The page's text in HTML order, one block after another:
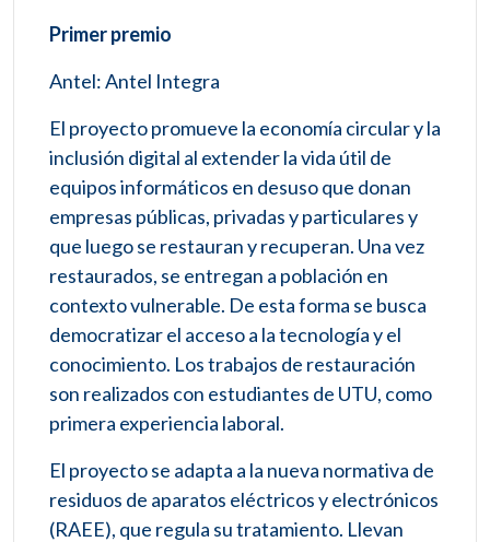
Primer premio
Antel: Antel Integra
El proyecto promueve la economía circular y la
inclusión digital al extender la vida útil de
equipos informáticos en desuso que donan
empresas públicas, privadas y particulares y
que luego se restauran y recuperan. Una vez
restaurados, se entregan a población en
contexto vulnerable. De esta forma se busca
democratizar el acceso a la tecnología y el
conocimiento. Los trabajos de restauración
son realizados con estudiantes de UTU, como
primera experiencia laboral.
El proyecto se adapta a la nueva normativa de
residuos de aparatos eléctricos y electrónicos
(RAEE), que regula su tratamiento. Llevan